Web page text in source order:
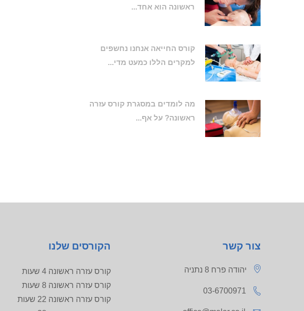
ראשונה הוא אחד...
קורס החייאה אנחנו נחשפים
למקרים הללו כמעט מדי...
מה לומדים במסגרת קורס עזרה
ראשונה? על אף...
צור קשר
יהודה פרח 8 נתניה
03-6700971
הקורסים שלנו
קורס עזרה ראשונה 4 שעות
קורס עזרה ראשונה 8 שעות
קורס עזרה ראשונה 22 שעות